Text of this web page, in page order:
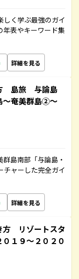
しく学ぶ最強のガイ
年表やキーワード集
詳細を見る
島旅 与論島
～奄美群島②～
島南部「与論島・
チャーした完全ガイ
詳細を見る
方 リゾートスタ
１９～２０２０